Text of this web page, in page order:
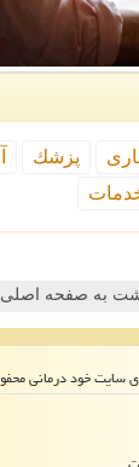
پزشك
به صفحه اصلی